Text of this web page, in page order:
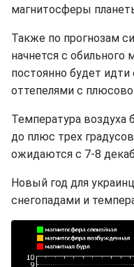
магнитосферы
Также по прогнозам
начнется с обильного
постоянно будет
оттепелями с
Температура воздуха
до плюс трех
ожидаются с 7-8
Новый год для
снегопадами и